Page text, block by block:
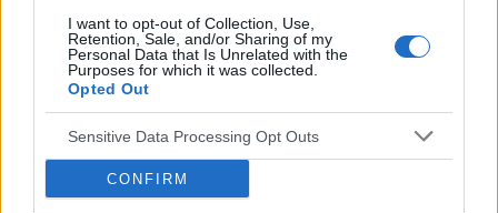
I want to opt-out of Collection, Use,
Retention, Sale, and/or Sharing of my
Personal Data that Is Unrelated with the
Purposes for which it was collected.
Opted Out
Sensitive Data Processing Opt Outs
CONFIRM